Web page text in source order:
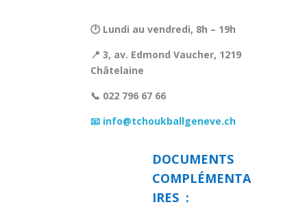
🕐 Lundi au vendredi, 8h – 19h
📍 3, av. Edmond Vaucher, 1219
Châtelaine
📞 022 796 67 66
📧 info@tchoukballgeneve.ch
DOCUMENTS
COMPLÉMENTA
IRES :